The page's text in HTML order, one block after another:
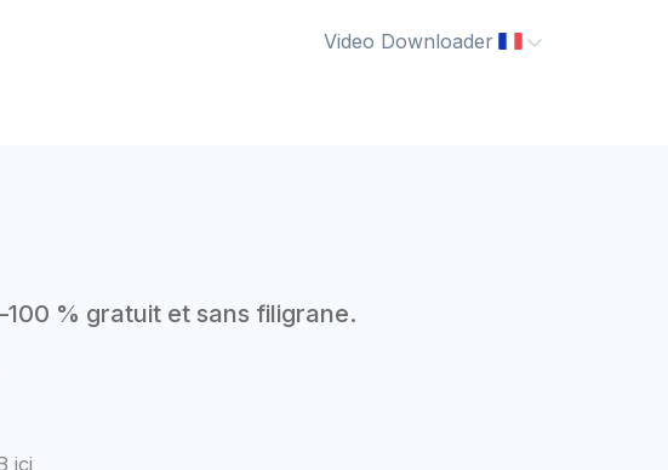
Video Downloader
% gratuit et sans filigrane.
ici